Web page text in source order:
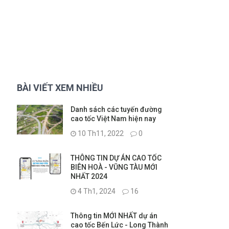
BÀI VIẾT XEM NHIỀU
Danh sách các tuyến đường
cao tốc Việt Nam hiện nay
10 Th11, 2022
0
THÔNG TIN DỰ ÁN CAO TỐC
BIÊN HOÀ - VŨNG TÀU MỚI
NHẤT 2024
4 Th1, 2024
16
Thông tin MỚI NHẤT dự án
cao tốc Bến Lức - Long Thành